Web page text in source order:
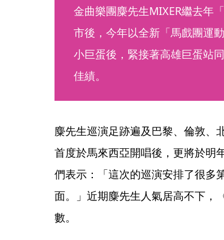
金曲樂團麋先生MIXER繼去年
市後，今年以全新「馬戲團運
小巨蛋後，緊接著高雄巨蛋站
佳績。
麋先生巡演足跡遍及巴黎、倫敦、
首度於馬來西亞開唱後，更將於明
們表示：「這次的巡演安排了很多
面。」近期麋先生人氣居高不下，
數。